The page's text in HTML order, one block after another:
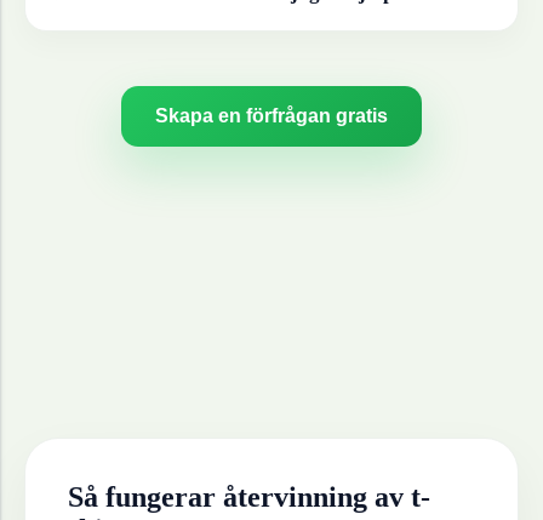
Skapa en förfrågan gratis
Så fungerar återvinning av t-